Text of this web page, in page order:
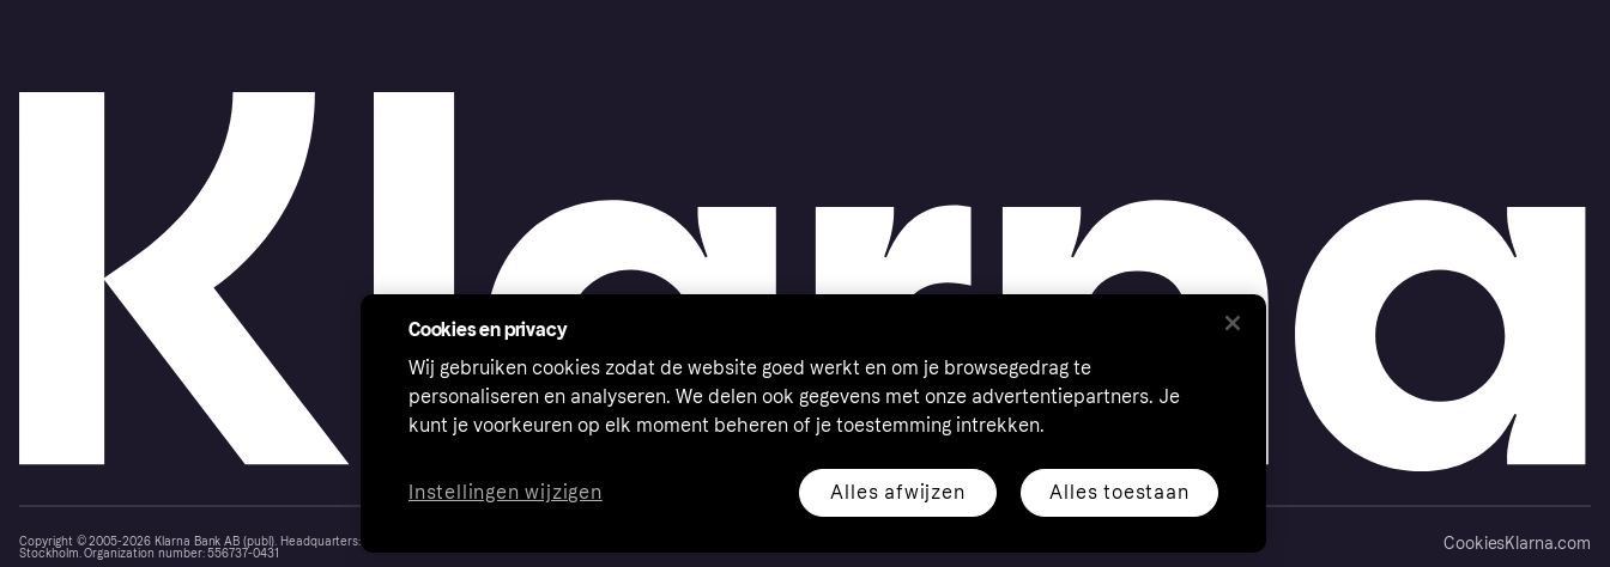
Copyright © 2005-2026 Klarna Bank AB (publ). Headquarters: Stockholm, Sweden. All rights reserved. Klarna Bank AB (publ). Sveavägen 46, 111 34
Stockholm. Organization number: 556737-0431
CookiesKlarna.com
Cookies en privacy
Wij gebruiken cookies zodat de website goed werkt en om je browsegedrag te
personaliseren en analyseren. We delen ook gegevens met onze advertentiepartners. Je
kunt je voorkeuren op elk moment beheren of je toestemming intrekken.
Alles afwijzen Alles toestaan
Instellingen wijzigen